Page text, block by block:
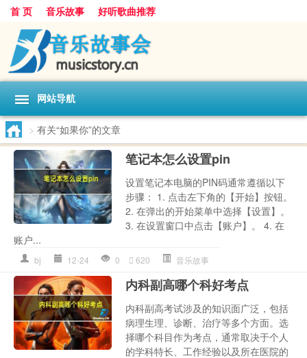
首 页 音乐故事 好听歌曲推荐
网站导航
> 有关“如果你”的文章
笔记本怎么设置pin
设置笔记本电脑的PIN码通常遵循以下
步骤： 1. 点击左下角的【开始】按钮。
2. 在弹出的开始菜单中选择【设置】。
3. 在设置窗口中点击【账户】。 4. 在
账户...
bj 12-24 0 620 音乐故事
内科副高哪个科好考点
内科副高考试涉及的知识面广泛，包括
病理生理、诊断、治疗等多个方面。选
择哪个科目作为考点，通常取决于个人
的学科特长、工作经验以及所在医院的